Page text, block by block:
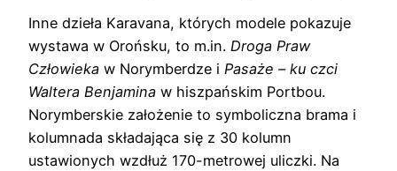
Inne dzieła Karavana, których modele pokazuje
wystawa w Orońsku, to m.in. Droga Praw
Człowieka w Norymberdze i Pasaże – ku czci
Waltera Benjamina w hiszpańskim Portbou.
Norymberskie założenie to symboliczna brama i
kolumnada składająca się z 30 kolumn
ustawionych wzdłuż 170-metrowej uliczki. Na